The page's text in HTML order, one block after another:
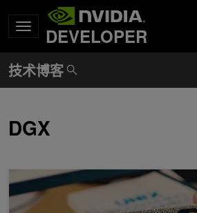
DEVELOPER
DGX
案例分享 | 基于 NVIDIA DGX Spark 的